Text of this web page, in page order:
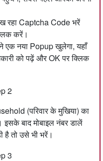
रहा Captcha Code भरें
करें।
नया Popup खुलेगा, यहाँ
को पढ़ें और OK पर क्लिक
(परिवार के मुखिया) का
इसके बाद मोबाइल नंबर डालें
तो उसे भी भरें।